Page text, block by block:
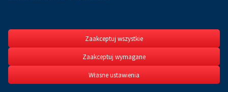
XXVI
dla Odlewnictwa
22-24.09.2026
Zaakceptuj wszystkie
Zaakceptuj wymagane
Własne ustawienia